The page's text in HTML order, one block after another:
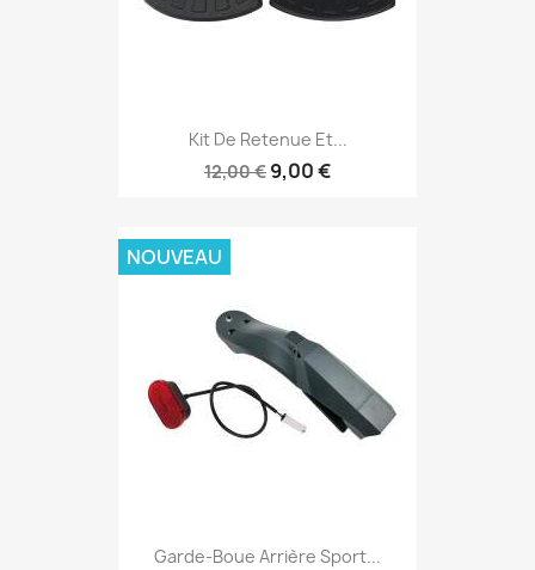
Kit De Retenue Et...
12,00 € 9,00 €
Garde-Boue Arrière Sport...
NOUVEAU